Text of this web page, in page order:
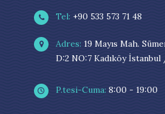
Tel: +90 533 573 71 48
Adres: 19 Mayıs Mah.
D:2 NO:7 Kadıköy
P.tesi-Cuma: 8:00 - 19:00